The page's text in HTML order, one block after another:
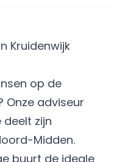
Kruidenwijk
op de
Onze adviseur
deelt zijn
Midden.
buurt de ideale